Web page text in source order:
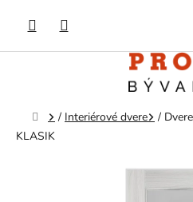
obsah
Domov
/ Interiérové dvere /
KLASIK